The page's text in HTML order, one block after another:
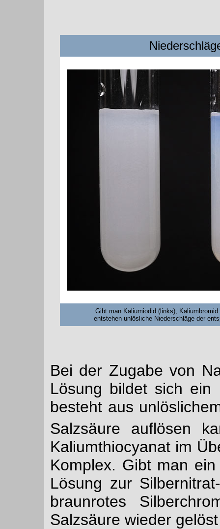
Gibt man Kaliumiodid (links),
entstehen unlösliche Niederschläge der
Bei der Zugabe von
Lösung bildet sich ein
besteht aus
Salzsäure auflösen
Kaliumthiocyanat im
Komplex. Gibt man
Lösung zur
braunrotes
Salzsäure wieder